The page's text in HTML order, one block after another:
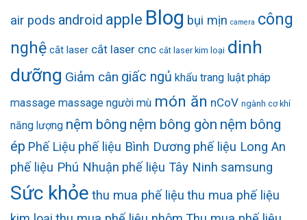
air pods android apple Blog bụi mịn camera công
nghệ cắt laser cắt laser cnc cắt laser kim loại dinh
dưỡng Giảm cân giấc ngủ khẩu trang luật pháp
massage massage người mù món ăn nCoV ngành cơ khí
năng lượng nệm bông nệm bông gòn nệm bông
ép Phế Liệu phế liệu Bình Dương phế liệu Long An
phế liệu Phú Nhuận phế liệu Tây Ninh samsung
Sức khỏe thu mua phế liệu thu mua phế liệu